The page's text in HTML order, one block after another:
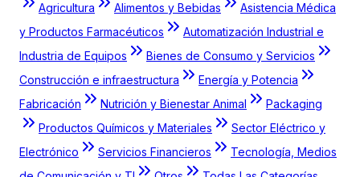
Agricultura Alimentos y Bebidas
Asistencia Médica
y Productos Farmacéuticos
Automatización Industrial e
Industria de Equipos
Bienes de Consumo y Servicios
Construcción e infraestructura
Energía y Potencia
Fabricación
Nutrición y Bienestar Animal
Packaging
Productos Químicos y Materiales
Sector Eléctrico y
Electrónico
Servicios Financieros
Tecnología, Medios